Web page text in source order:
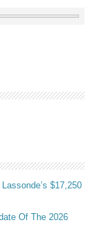
$17,250
Of The 2026